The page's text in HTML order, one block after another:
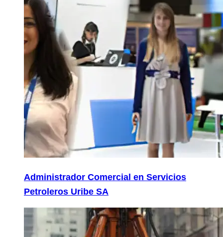
Administrador Comercial en Servicios
Petroleros Uribe SA